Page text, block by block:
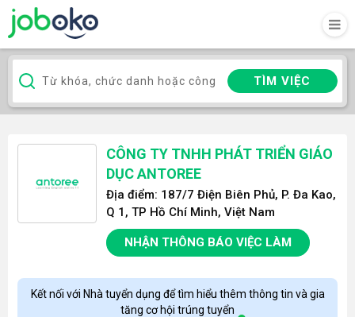
TÌM VIỆC
CÔNG TY TNHH PHÁT TRIỂN GIÁO
DỤC ANTOREE
Địa điểm: 187/7 Điện Biên Phủ, P. Đa Kao,
Q 1, TP Hồ Chí Minh, Việt Nam
NHẬN THÔNG BÁO VIỆC LÀM
Kết nối với Nhà tuyển dụng để tìm hiểu thêm thông tin và gia
tăng cơ hội trúng tuyển